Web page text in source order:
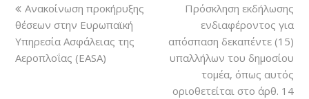
Ανακοίνωση προκήρυξης
θέσεων στην Ευρωπαϊκή
Υπηρεσία Ασφάλειας της
Αεροπλοΐας (EASA)
Πρόσκληση εκδήλωσης
ενδιαφέροντος για
απόσπαση δεκαπέντε (15)
υπαλλήλων του δημοσίου
τομέα, όπως αυτός
οριοθετείται στο άρθ. 14